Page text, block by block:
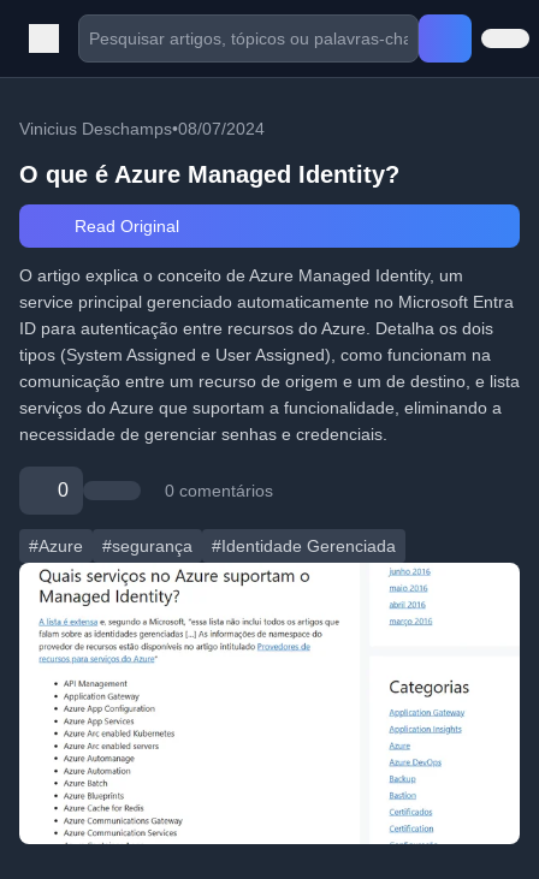
Vinicius Deschamps•08/07/2024
O que é Azure Managed Identity?
Read Original
O artigo explica o conceito de Azure Managed Identity, um
service principal gerenciado automaticamente no Microsoft Entra
ID para autenticação entre recursos do Azure. Detalha os dois
tipos (System Assigned e User Assigned), como funcionam na
comunicação entre um recurso de origem e um de destino, e lista
serviços do Azure que suportam a funcionalidade, eliminando a
necessidade de gerenciar senhas e credenciais.
0 0 comentários
#Azure #segurança #Identidade Gerenciada